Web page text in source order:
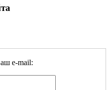
e-mail: